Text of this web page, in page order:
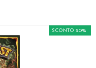
SCONTO 20%